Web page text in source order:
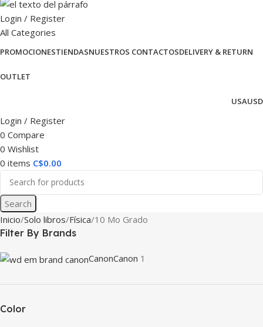
Login / Register
All Categories
PROMOCIONESTIENDASNUESTROS CONTACTOSDELIVERY & RETURN
OUTLET
USAUSD
Login / Register
0 Compare
0 Wishlist
0 items C$0.00
Search
Inicio Solo libros Física 10 Mo Grado
Filter By Brands
CanonCanon 1
Color